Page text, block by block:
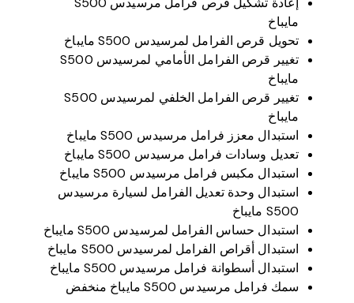
مايباخ
مايباخ
تحويل قرص الفرامل لمرسيدس S500 مايباخ
مايباخ
مايباخ
استبدال معزز فرامل مرسيدس S500 مايباخ
تعديل وسادات فرامل مرسيدس S500 مايباخ
استبدال مكبس فرامل مرسيدس S500 مايباخ
استبدال وحدة تعديل الفرامل لسيارة مرسيدس
S500 مايباخ
استبدال حساس الفرامل لمرسيدس S500 مايباخ
استبدال أقراص الفرامل لمرسيدس S500 مايباخ
استبدال أسطوانة فرامل مرسيدس S500 مايباخ